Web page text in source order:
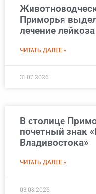
Приморья
лечение лейкоза
ЧИТАТЬ ДАЛЕЕ »
31.07.2026
В столице
почетный знак
Владивостока»
ЧИТАТЬ ДАЛЕЕ »
03.08.2026